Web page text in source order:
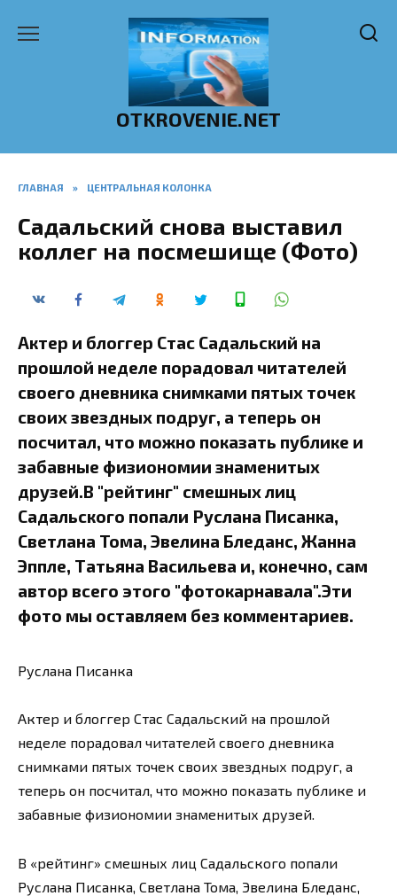
OTKROVENIE.NET
ГЛАВНАЯ » ЦЕНТРАЛЬНАЯ КОЛОНКА
Садальский снова выставил
коллег на посмешище (Фото)
Актер и блоггер Стас Садальский на
прошлой неделе порадовал читателей
своего дневника снимками пятых точек
своих звездных подруг, а теперь он
посчитал, что можно показать публике и
забавные физиономии знаменитых
друзей.В "рейтинг" смешных лиц
Садальского попали Руслана Писанка,
Светлана Тома, Эвелина Бледанс, Жанна
Эппле, Татьяна Васильева и, конечно, сам
автор всего этого "фотокарнавала".Эти
фото мы оставляем без комментариев.
Руслана Писанка
Актер и блоггер Стас Садальский на прошлой
неделе порадовал читателей своего дневника
снимками пятых точек своих звездных подруг, а
теперь он посчитал, что можно показать публике и
забавные физиономии знаменитых друзей.
В «рейтинг» смешных лиц Садальского попали
Руслана Писанка, Светлана Тома, Эвелина Бледанс,